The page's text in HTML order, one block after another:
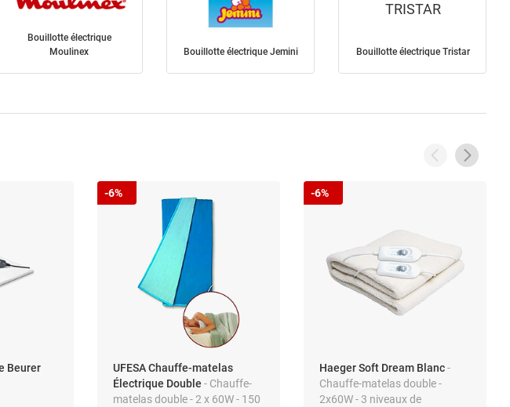
Bouillotte électrique
Moulinex
Bouillotte électrique Jemini
TRISTAR
Bouillotte électrique Tristar
Beurer
UFESA Chauffe-matelas
Électrique Double- Chauffe-
matelas double - 2 x 60W - 150
-6%
Haeger Soft Dream Blanc-
Chauffe-matelas double -
2x60W - 3 niveaux de
-6%